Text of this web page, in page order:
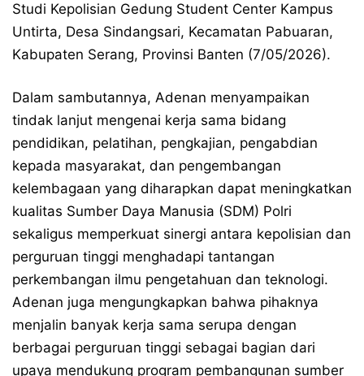
Studi Kepolisian Gedung Student Center Kampus
Untirta, Desa Sindangsari, Kecamatan Pabuaran,
Kabupaten Serang, Provinsi Banten (7/05/2026).
Dalam sambutannya, Adenan menyampaikan
tindak lanjut mengenai kerja sama bidang
pendidikan, pelatihan, pengkajian, pengabdian
kepada masyarakat, dan pengembangan
kelembagaan yang diharapkan dapat meningkatkan
kualitas Sumber Daya Manusia (SDM) Polri
sekaligus memperkuat sinergi antara kepolisian dan
perguruan tinggi menghadapi tantangan
perkembangan ilmu pengetahuan dan teknologi.
Adenan juga mengungkapkan bahwa pihaknya
menjalin banyak kerja sama serupa dengan
berbagai perguruan tinggi sebagai bagian dari
upaya mendukung program pembangunan sumber